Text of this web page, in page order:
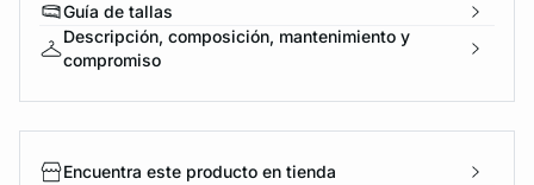
Guía de tallas
Descripción, composición, mantenimiento y
compromiso
Encuentra este producto en tienda